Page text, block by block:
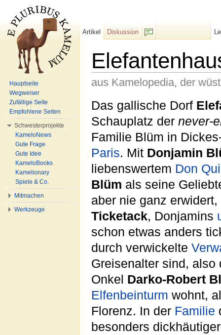
aus Kamelopedia, der
Das gallische Dorf
Schauplatz der never-
Familie Blüm in
Paris. Mit Donjamin
liebenswertem Don
Blüm als seine
aber nie ganz erwidert,
Ticketack, Donjamins
schon etwas anders
durch verwickelte
Greisenalter sind,
Onkel Darko-Robert
Elfenbeinturm wohnt,
Florenz. In der Familie
besonders
Artikel
Diskussion
Hauptseite
Wegweiser
Zufällige Seite
Empfohlene Seiten
Schwesterprojekte
KameloNews
Gute Frage
Gute Idee
KameloBooks
Kamelionary
Spiele & Co.
Mitmachen
Werkzeuge